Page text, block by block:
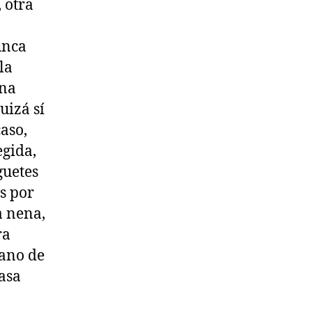
otra
sí
por
nena,
de